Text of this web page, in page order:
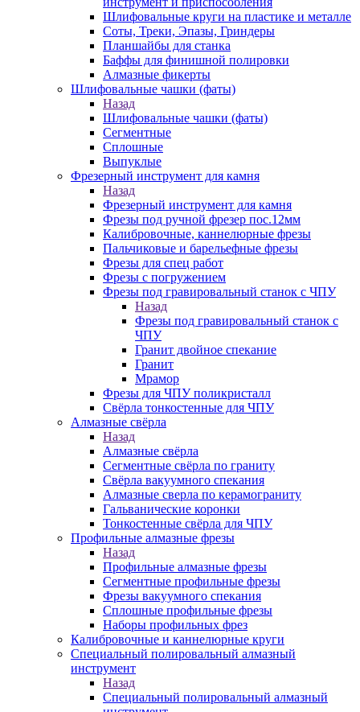
Шлифовальные круги на пластике и металле
Соты, Треки, Эпазы, Гриндеры
Планшайбы для станка
Баффы для финишной полировки
Алмазные фикерты
Шлифовальные чашки (фаты)
Назад
Шлифовальные чашки (фаты)
Сегментные
Сплошные
Выпуклые
Фрезерный инструмент для камня
Назад
Фрезерный инструмент для камня
Фрезы под ручной фрезер пос.12мм
Калибровочные, каннелюрные фрезы
Пальчиковые и барельефные фрезы
Фрезы для спец работ
Фрезы с погружением
Фрезы под гравировальный станок с ЧПУ
Назад
Фрезы под гравировальный станок с
ЧПУ
Гранит двойное спекание
Гранит
Мрамор
Фрезы для ЧПУ поликристалл
Свёрла тонкостенные для ЧПУ
Алмазные свёрла
Назад
Алмазные свёрла
Сегментные свёрла по граниту
Свёрла вакуумного спекания
Алмазные сверла по керамограниту
Гальванические коронки
Тонкостенные свёрла для ЧПУ
Профильные алмазные фрезы
Назад
Профильные алмазные фрезы
Сегментные профильные фрезы
Фрезы вакуумного спекания
Сплошные профильные фрезы
Наборы профильных фрез
Калибровочные и каннелюрные круги
Специальный полировальный алмазный
инструмент
Назад
Специальный полировальный алмазный